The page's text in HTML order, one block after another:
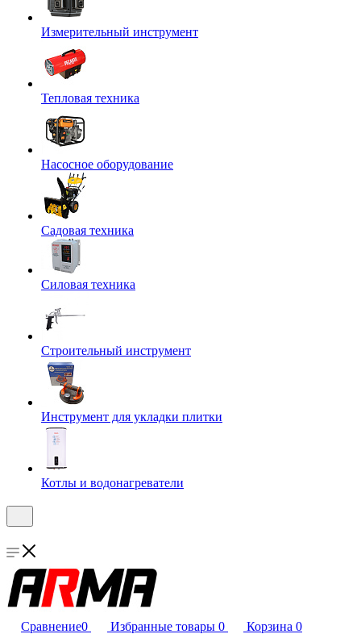
Измерительный инструмент
Тепловая техника
Насосное оборудование
Садовая техника
Силовая техника
Строительный инструмент
Инструмент для укладки плитки
Котлы и водонагреватели
Сравнение0 Избранные товары 0 Корзина 0